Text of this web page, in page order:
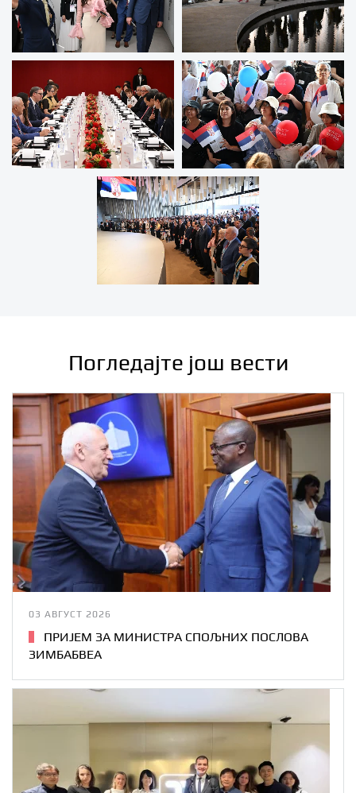
Погледајте још вести
03 АВГУСТ 2026
ПРИЈЕМ ЗА МИНИСТРА СПОЉНИХ ПОСЛОВА
ЗИМБАБВЕА